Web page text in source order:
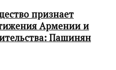
признает
Армении и
Пашинян